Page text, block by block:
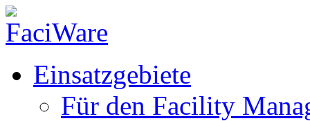
Einsatzgebiete
Für den Facility